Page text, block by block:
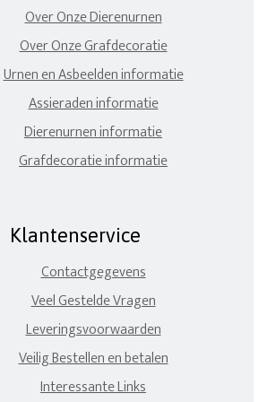
Over Onze Dierenurnen
Over Onze Grafdecoratie
Urnen en Asbeelden informatie
Assieraden informatie
Dierenurnen informatie
Grafdecoratie informatie
Klantenservice
Contactgegevens
Veel Gestelde Vragen
Leveringsvoorwaarden
Veilig Bestellen en betalen
Interessante Links